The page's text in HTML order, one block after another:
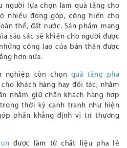
người lựa chọn làm quà tặng cho
nhiều đóng góp, công hiến cho
thể, đất nước. Sản phẩm mang
sâu sắc sẽ khiến cho người được
công lao của bản thân được
hơn nữa.
nghiệp còn chọn quà tặng pha
khách hàng hay đối tác, nhằm
nhằm giữ chân khách hàng hợp
thời kỳ cạnh tranh như hiện
phần khẳng định vị trí thương
được làm từ chất liệu pha lê